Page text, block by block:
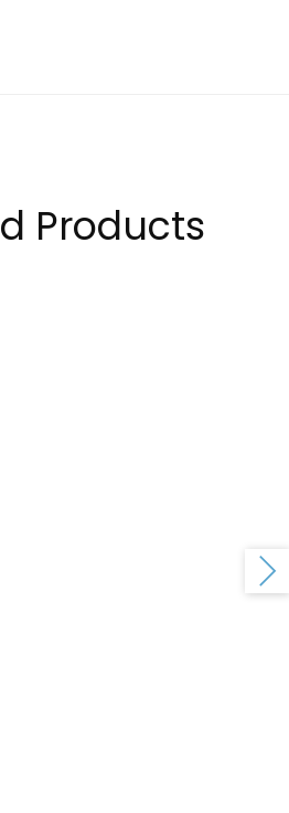
Products